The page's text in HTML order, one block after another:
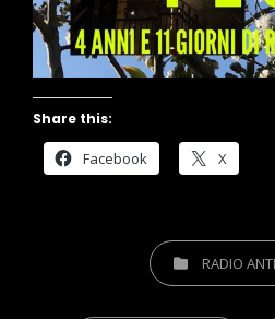
Share this:
Facebook X
CATEGORIESRADIO